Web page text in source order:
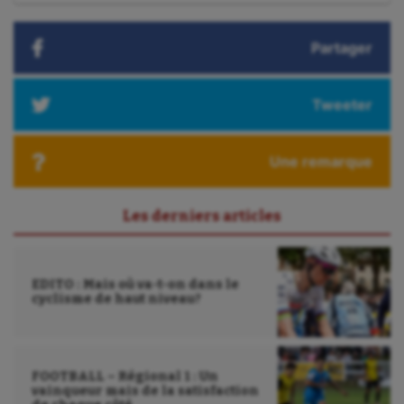
Korfbal
Natation
Outdoor
Parkour
Pétanque
Partager
Tweeter
Une remarque
Les derniers articles
EDITO : Mais où va-t-on dans le
cyclisme de haut niveau?
FOOTBALL – Régional 1 : Un
vainqueur mais de la satisfaction